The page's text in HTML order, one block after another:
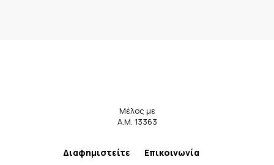
Μέλος με
Α.Μ. 13363
Διαφημιστείτε Επικοινωνία